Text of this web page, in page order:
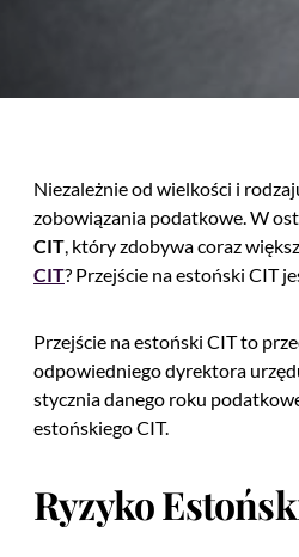
Niezależnie od wielkości i
zobowiązania podatkowe. W
CIT, który zdobywa coraz
CIT? Przejście na estoński CIT
Przejście na estoński CIT to
odpowiedniego dyrektora
stycznia danego roku
estońskiego CIT.
Ryzyko